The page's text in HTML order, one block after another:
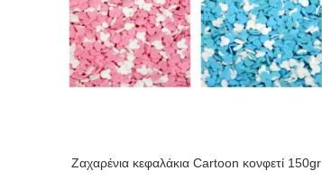
ΔΙΑΒΆΣΤΕ ΠΕΡΙΣΣΌΤΕΡΑ
Ζαχαρένια κεφαλάκια Cartoon κονφετί 150gr